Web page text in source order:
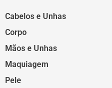
Cabelos e Unhas
Corpo
Mãos e Unhas
Maquiagem
Pele